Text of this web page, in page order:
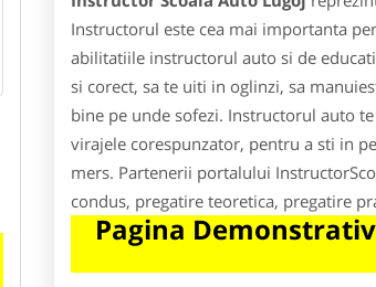
Instructorul este cea mai importanta
abilitatiile instructorul auto si de
si corect, sa te uiti in oglinzi, sa
bine pe unde sofezi. Instructorul auto
virajele corespunzator, pentru a sti in
mers. Partenerii portalului
condus, pregatire teoretica, pregatire
Pagina